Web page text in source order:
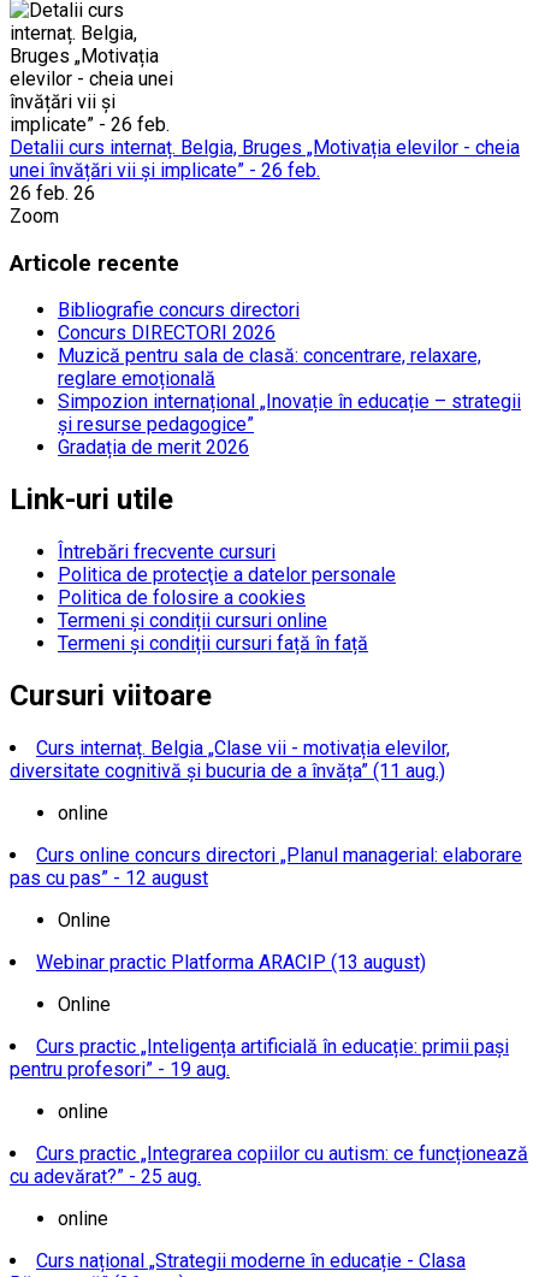
Detalii curs internaț. Belgia, Bruges „Motivația elevilor - cheia
unei învățări vii și implicate” - 26 feb.
26 feb. 26
Zoom
Articole recente
Bibliografie concurs directori
Concurs DIRECTORI 2026
Muzică pentru sala de clasă: concentrare, relaxare,
reglare emoțională
Simpozion internațional „Inovație în educație – strategii
și resurse pedagogice”
Gradația de merit 2026
Link-uri utile
Întrebări frecvente cursuri
Politica de protecţie a datelor personale
Politica de folosire a cookies
Termeni și condiții cursuri online
Termeni și condiții cursuri față în față
Cursuri viitoare
Curs internaț. Belgia „Clase vii - motivația elevilor,
diversitate cognitivă și bucuria de a învăța” (11 aug.)
online
Curs online concurs directori „Planul managerial: elaborare
pas cu pas” - 12 august
Online
Webinar practic Platforma ARACIP (13 august)
Online
Curs practic „Inteligența artificială în educație: primii pași
pentru profesori” - 19 aug.
online
Curs practic „Integrarea copiilor cu autism: ce funcționează
cu adevărat?” - 25 aug.
online
Curs național „Strategii moderne în educație - Clasa